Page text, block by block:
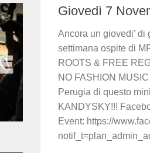
Giovedì 7
Ancora un giovedi’
settimana ospite di
ROOTS & FREE
NO FASHION
Perugia di questo
KANDYSKY!!!
Event: https://